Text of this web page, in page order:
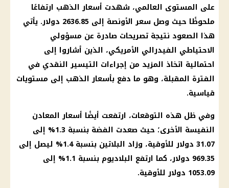
على المستوى العالمي، شهدت أسعار الذهب ارتفاعًا
ملحوظًا حيث وصل سعر الأونصة إلى 2636.85 دولار. يأتي
هذا الصعود نتيجة تصريحات صادرة عن مسؤولي
الاحتياطي الفيدرالي الأمريكي، الذين أشاروا إلى
احتمالية اتخاذ المزيد من إجراءات التيسير النقدي في
الفترة المقبلة، وهو ما دفع بأسعار الذهب إلى مستويات
قياسية.
وفي ظل هذه التوقعات، ارتفعت أيضًا أسعار المعادن
النفيسة الأخرى؛ حيث صعدت الفضة بنسبة 1.3% إلى
31.07 دولار للأوقية، وزاد البلاتين بنسبة 1.4% ليصل إلى
969.35 دولار، كما ارتفع البلاديوم بنسبة 1.1% إلى
1053.09 دولار للأوقية.